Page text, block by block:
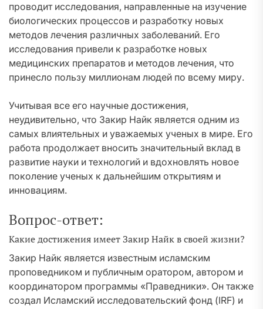
проводит исследования, направленные на изучение
биологических процессов и разработку новых
методов лечения различных заболеваний. Его
исследования привели к разработке новых
медицинских препаратов и методов лечения, что
принесло пользу миллионам людей по всему миру.
Учитывая все его научные достижения,
неудивительно, что Закир Найк является одним из
самых влиятельных и уважаемых ученых в мире. Его
работа продолжает вносить значительный вклад в
развитие науки и технологий и вдохновлять новое
поколение ученых к дальнейшим открытиям и
инновациям.
Вопрос-ответ:
Какие достижения имеет Закир Найк в своей жизни?
Закир Найк является известным исламским
проповедником и публичным оратором, автором и
координатором программы «Праведники». Он также
создал Исламский исследовательский фонд (IRF) и